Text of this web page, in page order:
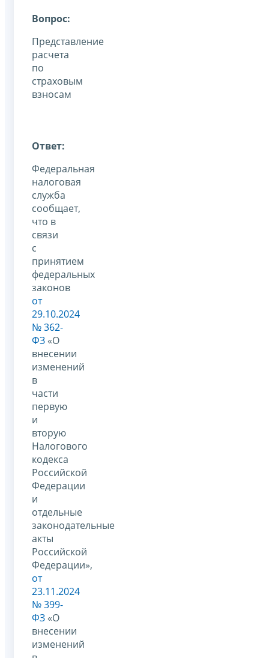
Вопрос:
Представление
расчета
по
страховым
взносам
Ответ:
Федеральная
налоговая
служба
сообщает,
что в
связи
с
принятием
федеральных
законов
от
29.10.2024
№ 362-
ФЗ «О
внесении
изменений
в
части
первую
и
вторую
Налогового
кодекса
Российской
Федерации
и
отдельные
законодательные
акты
Российской
Федерации»,
от
23.11.2024
№ 399-
ФЗ «О
внесении
изменений